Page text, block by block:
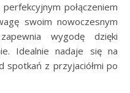
połączeniem
swoim nowoczesnym
wygodę dzięki
Idealnie nadaje się na
spotkań z przyjaciółmi po